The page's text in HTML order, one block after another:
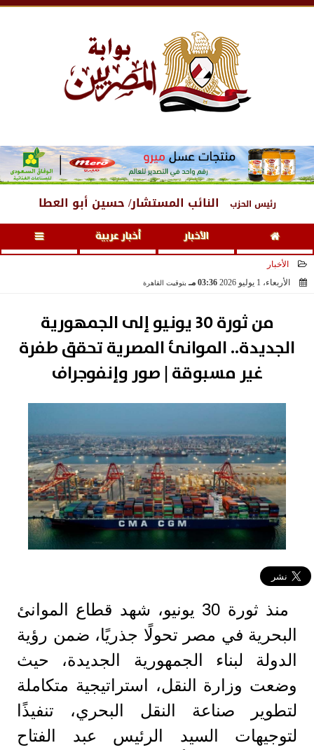
رئيس الحزب النائب المستشار/ حسين أبو العطا
الأخبار أخبار عربية
الأخبار
الأربعاء، 1 يوليو 2026
03:36 مـ بتوقيت القاهرة
من ثورة 30 يونيو إلى الجمهورية
الجديدة.. الموانئ المصرية تحقق طفرة
غير مسبوقة | صور وإنفوجراف
منذ ثورة 30 يونيو، شهد قطاع الموانئ
البحرية في مصر تحولًا جذريًا، ضمن رؤية
الدولة لبناء الجمهورية الجديدة، حيث
وضعت وزارة النقل، استراتيجية متكاملة
لتطوير صناعة النقل البحري، تنفيذًا
لتوجيهات السيد الرئيس عبد الفتاح